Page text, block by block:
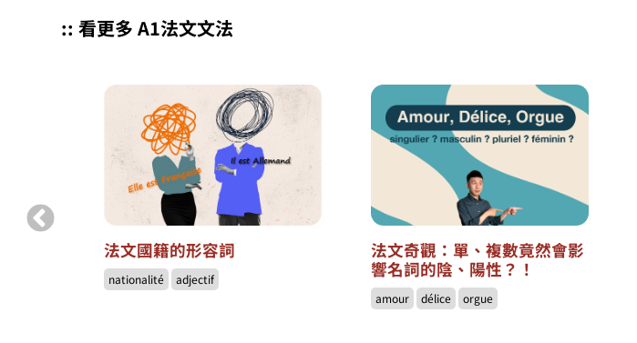
:: 看更多 A1法文文法
法文國籍的形容詞
nationalité adjectif
法文奇觀：單、複數竟然會影
響名詞的陰、陽性？！
amour délice orgue